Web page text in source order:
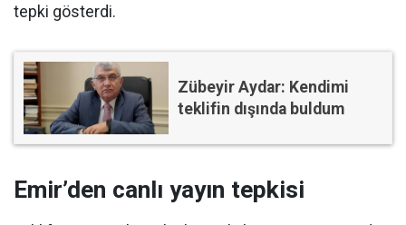
tepki gösterdi.
Zübeyir Aydar: Kendimi
teklifin dışında buldum
Emir’den canlı yayın tepkisi